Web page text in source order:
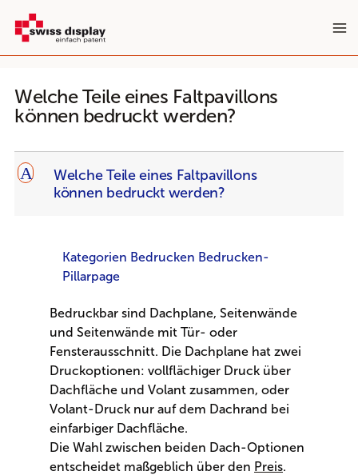
Inhalt
springen
Welche Teile eines Faltpavillons
können bedruckt werden?
A
Welche Teile eines Faltpavillons
können bedruckt werden?
Kategorien Bedrucken Bedrucken-
Pillarpage
Bedruckbar sind Dachplane, Seitenwände
und Seitenwände mit Tür- oder
Fensterausschnitt. Die Dachplane hat zwei
Druckoptionen: vollflächiger Druck über
Dachfläche und Volant zusammen, oder
Volant-Druck nur auf dem Dachrand bei
einfarbiger Dachfläche.
Die Wahl zwischen beiden Dach-Optionen
entscheidet maßgeblich über den Preis.